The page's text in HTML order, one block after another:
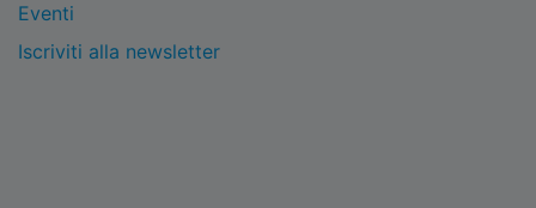
Eventi
Iscriviti alla newsletter